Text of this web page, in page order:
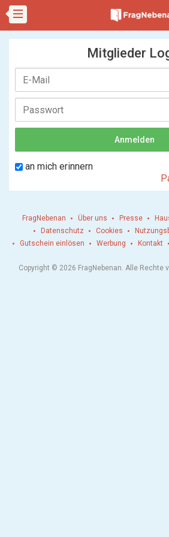
Mitglieder
an mich erinnern
FragNebenan Über uns Presse
Datenschutz
Cookies
Gutschein einlösen
Werbung Kontakt
Copyright © 2026 FragNebenan. Alle Rechte